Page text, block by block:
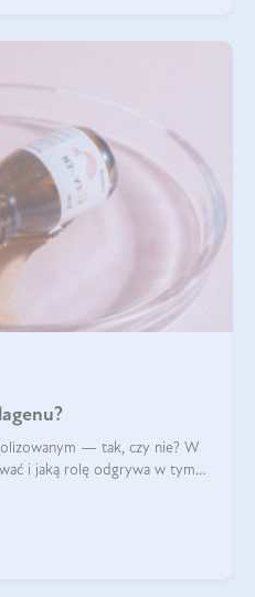
— tak, czy nie? W
i jaką rolę odgrywa w tym